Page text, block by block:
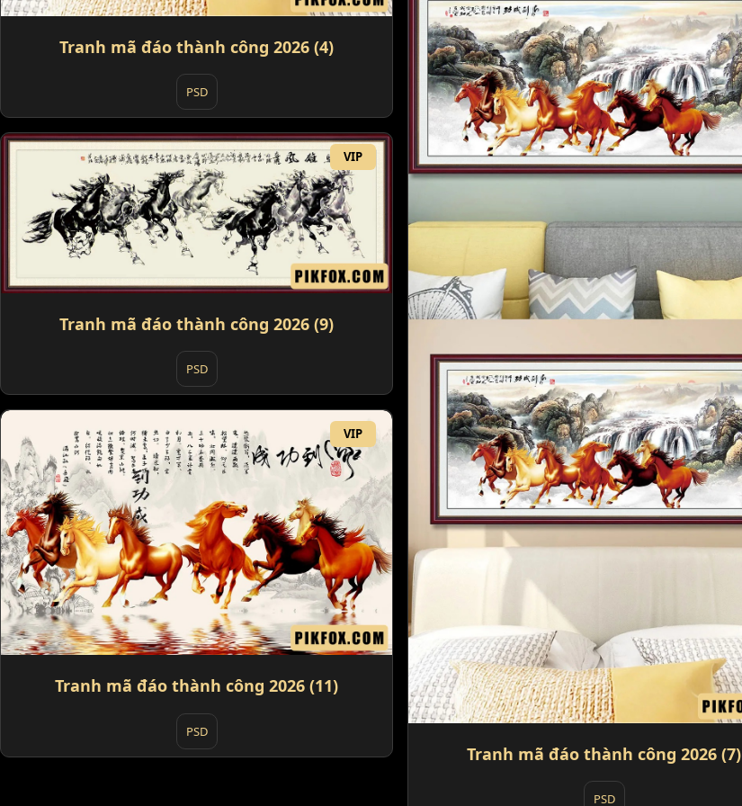
Tranh mã đáo thành công 2026 (4)
PSD
Tranh mã đáo thành công 2026 (7)
PSD
VIP
Tranh mã đáo thành công 2026 (9)
PSD
VIP
Tranh mã đáo thành công 2026 (11)
PSD